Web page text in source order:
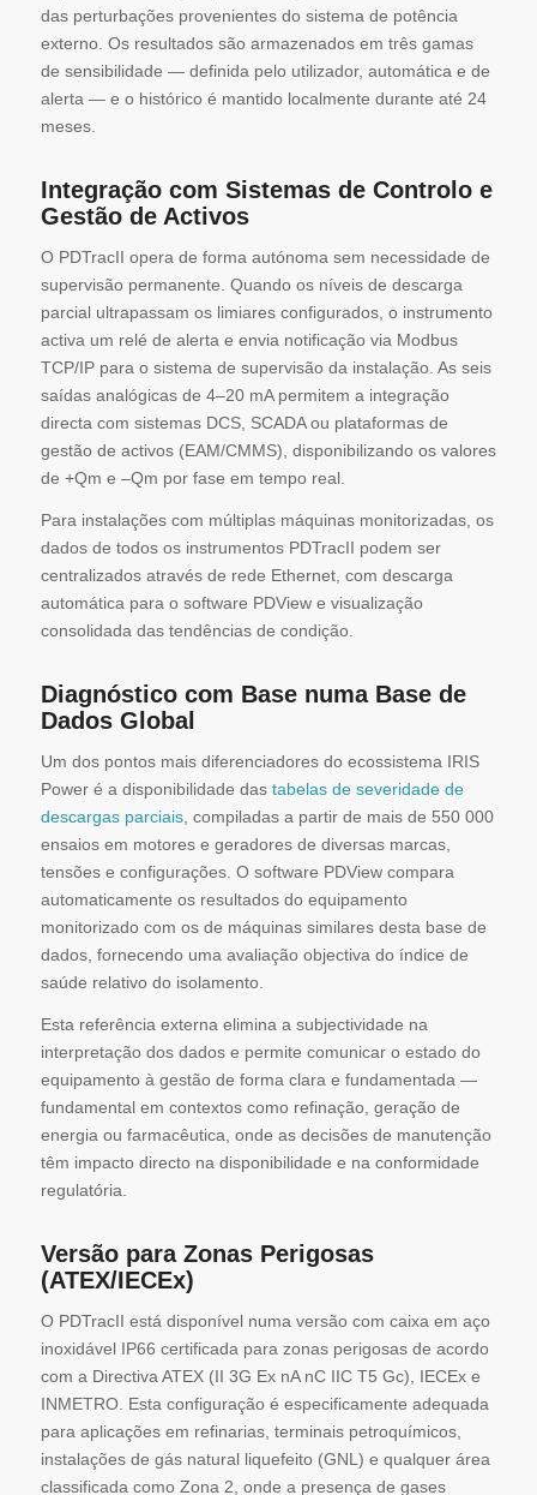
das perturbações provenientes do sistema de potência
externo. Os resultados são armazenados em três gamas
de sensibilidade — definida pelo utilizador, automática e de
alerta — e o histórico é mantido localmente durante até 24
meses.
Integração com Sistemas de Controlo e
Gestão de Activos
O PDTracII opera de forma autónoma sem necessidade de
supervisão permanente. Quando os níveis de descarga
parcial ultrapassam os limiares configurados, o instrumento
activa um relé de alerta e envia notificação via Modbus
TCP/IP para o sistema de supervisão da instalação. As seis
saídas analógicas de 4–20 mA permitem a integração
directa com sistemas DCS, SCADA ou plataformas de
gestão de activos (EAM/CMMS), disponibilizando os valores
de +Qm e –Qm por fase em tempo real.
Para instalações com múltiplas máquinas monitorizadas, os
dados de todos os instrumentos PDTracII podem ser
centralizados através de rede Ethernet, com descarga
automática para o software PDView e visualização
consolidada das tendências de condição.
Diagnóstico com Base numa Base de
Dados Global
Um dos pontos mais diferenciadores do ecossistema IRIS
Power é a disponibilidade das tabelas de severidade de
descargas parciais, compiladas a partir de mais de 550 000
ensaios em motores e geradores de diversas marcas,
tensões e configurações. O software PDView compara
automaticamente os resultados do equipamento
monitorizado com os de máquinas similares desta base de
dados, fornecendo uma avaliação objectiva do índice de
saúde relativo do isolamento.
Esta referência externa elimina a subjectividade na
interpretação dos dados e permite comunicar o estado do
equipamento à gestão de forma clara e fundamentada —
fundamental em contextos como refinação, geração de
energia ou farmacêutica, onde as decisões de manutenção
têm impacto directo na disponibilidade e na conformidade
regulatória.
Versão para Zonas Perigosas
(ATEX/IECEx)
O PDTracII está disponível numa versão com caixa em aço
inoxidável IP66 certificada para zonas perigosas de acordo
com a Directiva ATEX (II 3G Ex nA nC IIC T5 Gc), IECEx e
INMETRO. Esta configuração é especificamente adequada
para aplicações em refinarias, terminais petroquímicos,
instalações de gás natural liquefeito (GNL) e qualquer área
classificada como Zona 2, onde a presença de gases